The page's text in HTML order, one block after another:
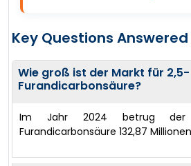
Key Questions
Wie groß ist der Markt für 2,5-
Furandicarbonsäure?
Im Jahr 2024 betrug
Furandicarbonsäure 132,87